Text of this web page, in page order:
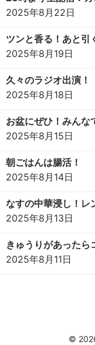
2025年8月22日
ツンと香る！あと引
2025年8月19日
久々のラジオ出演！
2025年8月18日
お盆にぜひ！みんな
2025年8月15日
朝ごはんは腸活！
2025年8月14日
なすの中華浸し！レ
2025年8月13日
きゅうりがあった
2025年8月11日
©